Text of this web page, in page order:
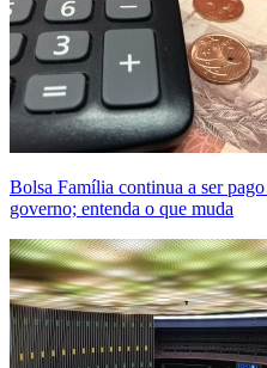
Bolsa Família continua a ser
governo; entenda o que muda